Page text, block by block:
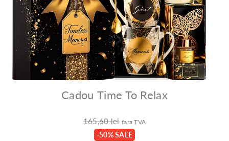
Cadou Time To Relax
165,60 lei fara TVA
-50% SALE